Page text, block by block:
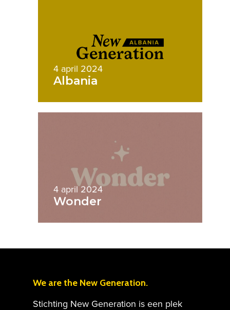
4 april 2024
Albania
4 april 2024
Wonder
We are the New Generation.
Stichting New Generation is een plek